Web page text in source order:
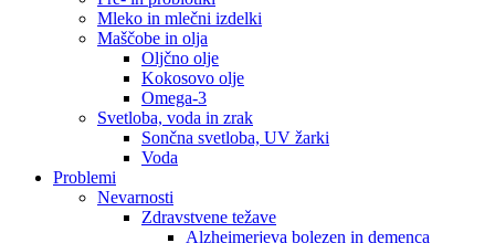
Mleko in mlečni izdelki
Maščobe in olja
Oljčno olje
Kokosovo olje
Omega-3
Svetloba, voda in zrak
Sončna svetloba, UV žarki
Voda
Problemi
Nevarnosti
Zdravstvene težave
Alzheimerjeva bolezen in demenca